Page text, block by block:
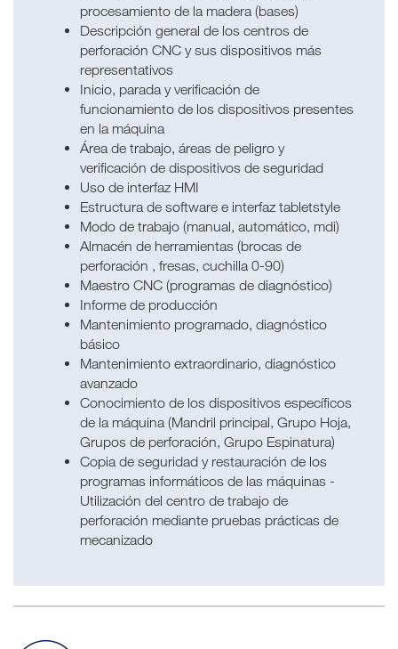
procesamiento de la madera (bases)
Descripción general de los centros de
perforación CNC y sus dispositivos más
representativos
Inicio, parada y verificación de
funcionamiento de los dispositivos presentes
en la máquina
Área de trabajo, áreas de peligro y
verificación de dispositivos de seguridad
Uso de interfaz HMI
Estructura de software e interfaz tabletstyle
Modo de trabajo (manual, automático, mdi)
Almacén de herramientas (brocas de
perforación , fresas, cuchilla 0-90)
Maestro CNC (programas de diagnóstico)
Informe de producción
Mantenimiento programado, diagnóstico
básico
Mantenimiento extraordinario, diagnóstico
avanzado
Conocimiento de los dispositivos específicos
de la máquina (Mandril principal, Grupo Hoja,
Grupos de perforación, Grupo Espinatura)
Copia de seguridad y restauración de los
programas informáticos de las máquinas -
Utilización del centro de trabajo de
perforación mediante pruebas prácticas de
mecanizado